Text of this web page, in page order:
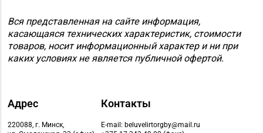
операции)
8 (0162) 32-25-26, 29-
Магазин
№2 «Жемчужина» г.
Магазин
№59 «Кристалл» г.
Вся представленная на сайте информация,
касающаяся технических характеристик, стоимости
товаров, носит информационный характер и ни при
каких условиях не является публичной офертой.
Адрес
220088, г. Минск,
Контакты
E-mail: beluvelirtorgby@mail.ru